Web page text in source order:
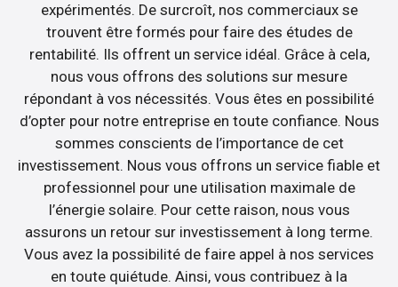
expérimentés. De surcroît, nos commerciaux se
trouvent être formés pour faire des études de
rentabilité. Ils offrent un service idéal. Grâce à cela,
nous vous offrons des solutions sur mesure
répondant à vos nécessités. Vous êtes en possibilité
d’opter pour notre entreprise en toute confiance. Nous
sommes conscients de l’importance de cet
investissement. Nous vous offrons un service fiable et
professionnel pour une utilisation maximale de
l’énergie solaire. Pour cette raison, nous vous
assurons un retour sur investissement à long terme.
Vous avez la possibilité de faire appel à nos services
en toute quiétude. Ainsi, vous contribuez à la